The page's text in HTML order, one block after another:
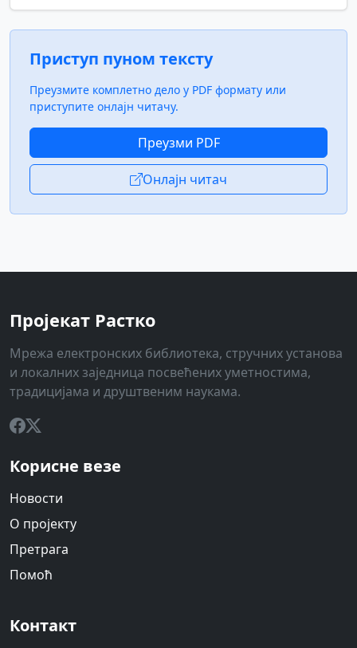
Приступ пуном тексту
Преузмите комплетно дело у PDF формату или
приступите онлајн читачу.
Преузми PDF
Онлајн читач
Пројекат Растко
Мрежа електронских библиотека, стручних установа
и локалних заједница посвећених уметностима,
традицијама и друштвеним наукама.
Корисне везе
Новости
О пројекту
Претрага
Помоћ
Контакт